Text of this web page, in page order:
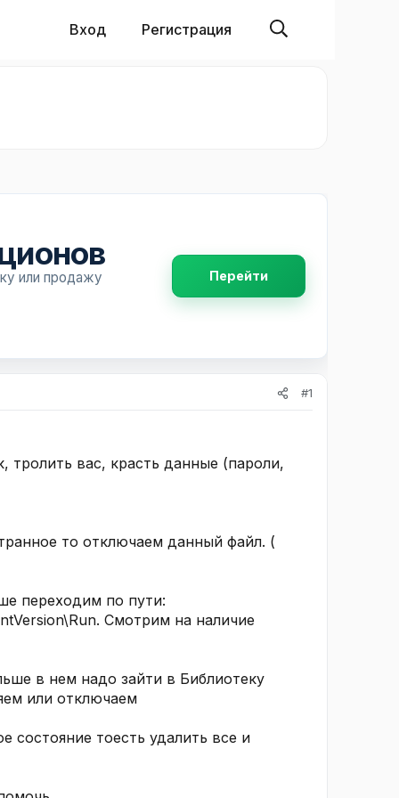
Вход Регистрация
или продажу Перейти
#1
вас, красть данные (пароли,
то отключаем данный файл. (
переходим по пути:
Смотрим на наличие
в нем надо зайти в Библиотеку
или отключаем
состояние тоесть удалить все и